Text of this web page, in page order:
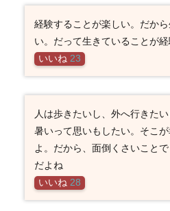
経験することが楽しい。だか
い。だって生きていることが
いいね 23
人は歩きたいし、外へ行きた
暑いって思いもしたい。そこ
よ。だから、面倒くさいこと
だよね
いいね 28